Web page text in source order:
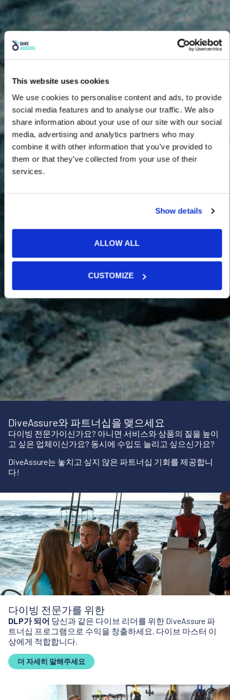
This website uses cookies
We use cookies to personalise content and ads, to provide
social media features and to analyse our traffic. We also
share information about your use of our site with our social
media, advertising and analytics partners who may
combine it with other information that you’ve provided to
them or that they’ve collected from your use of their
services.
Show details
ALLOW ALL
CUSTOMIZE
DiveAssure와 파트너십을 맺으세요
다이빙 전문가이신가요? 아니면 서비스와 상품의 질을 높이
고 싶은 업체이신가요? 동시에 수입도 늘리고 싶으신가요?
DiveAssure는 놓치고 싶지 않은 파트너십 기회를 제공합니
다!
다이빙 전문가를 위한
DLP가 되어 당신과 같은 다이브 리더를 위한 DiveAssure 파
트너십 프로그램으로 수익을 창출하세요. 다이브 마스터 이
상에게 적합합니다.
더 자세히 말해주세요